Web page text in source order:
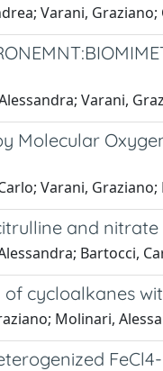
Varani,
Varani,
Molecular
Varani,
and
Bartocci,
cycloalkanes
Molinari,